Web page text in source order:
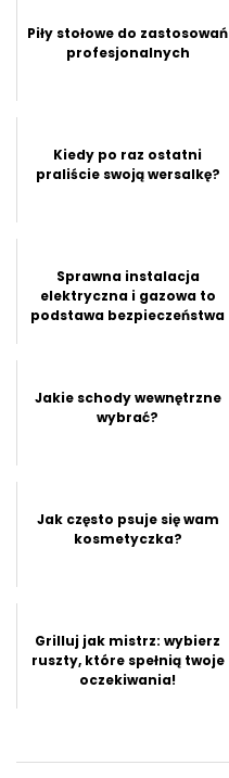
Piły stołowe do zastosowań
profesjonalnych
Kiedy po raz ostatni
praliście swoją wersalkę?
Sprawna instalacja
elektryczna i gazowa to
podstawa bezpieczeństwa
Jakie schody wewnętrzne
wybrać?
Jak często psuje się wam
kosmetyczka?
Grilluj jak mistrz: wybierz
ruszty, które spełnią twoje
oczekiwania!